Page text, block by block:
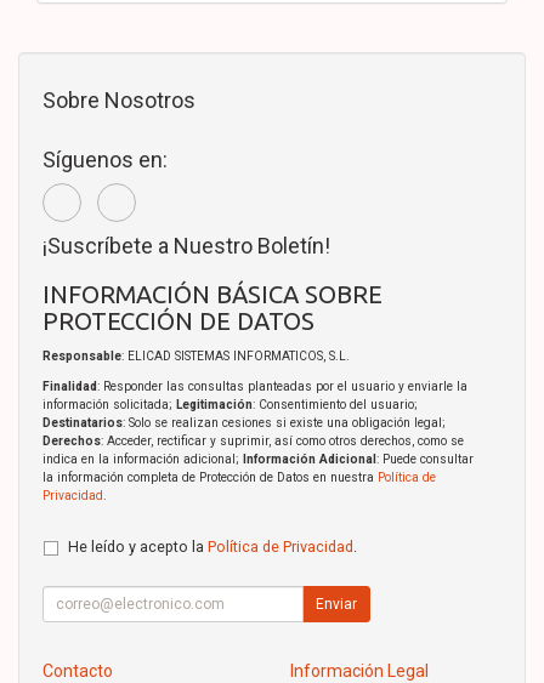
Sobre Nosotros
Síguenos en:
¡Suscríbete a Nuestro Boletín!
INFORMACIÓN BÁSICA SOBRE
PROTECCIÓN DE DATOS
Responsable: ELICAD SISTEMAS INFORMATICOS, S.L.
Finalidad: Responder las consultas planteadas por el usuario y enviarle la
información solicitada; Legitimación: Consentimiento del usuario;
Destinatarios: Solo se realizan cesiones si existe una obligación legal;
Derechos: Acceder, rectificar y suprimir, así como otros derechos, como se
indica en la información adicional;
Información Adicional : Puede consultar
la información completa de Protección de Datos en nuestra Política de
Privacidad
He leído y acepto la Política de Privacidad
Enviar
Contacto Información Legal